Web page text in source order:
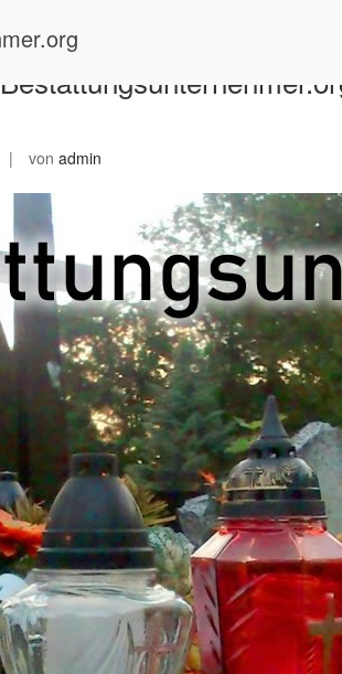
von admin